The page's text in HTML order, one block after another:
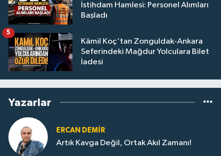
İstihdam Hamlesi: Personel Alımları
Başladı
Kâmil Koç'tan Zonguldak-Ankara
Seferindeki Mağdur Yolculara Bilet
İadesi
5
Yazarlar
ERCAN DEMIR
Artık Kavga Değil, Ortak Akıl Zamanı!